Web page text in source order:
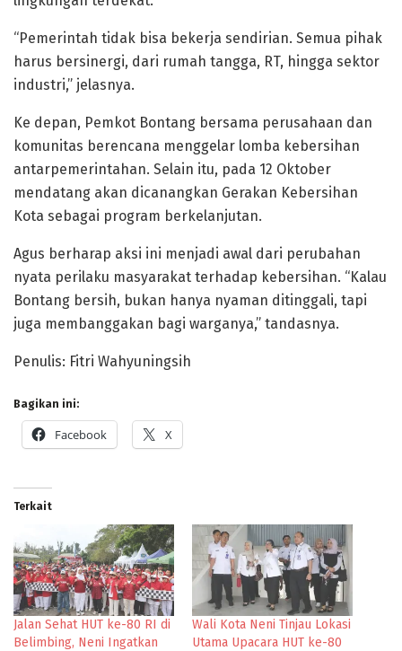
“Pemerintah tidak bisa bekerja sendirian. Semua pihak
harus bersinergi, dari rumah tangga, RT, hingga sektor
industri,” jelasnya.
Ke depan, Pemkot Bontang bersama perusahaan dan
komunitas berencana menggelar lomba kebersihan
antarpemerintahan. Selain itu, pada 12 Oktober
mendatang akan dicanangkan Gerakan Kebersihan
Kota sebagai program berkelanjutan.
Agus berharap aksi ini menjadi awal dari perubahan
nyata perilaku masyarakat terhadap kebersihan. “Kalau
Bontang bersih, bukan hanya nyaman ditinggali, tapi
juga membanggakan bagi warganya,” tandasnya.
Penulis: Fitri Wahyuningsih
Bagikan ini:
Facebook X
Terkait
Jalan Sehat HUT ke-80 RI di
Belimbing, Neni Ingatkan
Wali Kota Neni Tinjau Lokasi
Utama Upacara HUT ke-80